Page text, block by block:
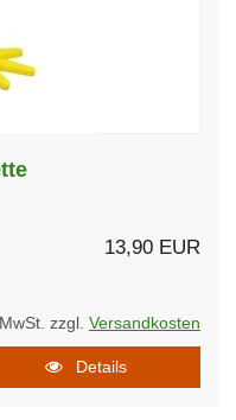
13,90 EUR
zzgl. Versandkosten
Details